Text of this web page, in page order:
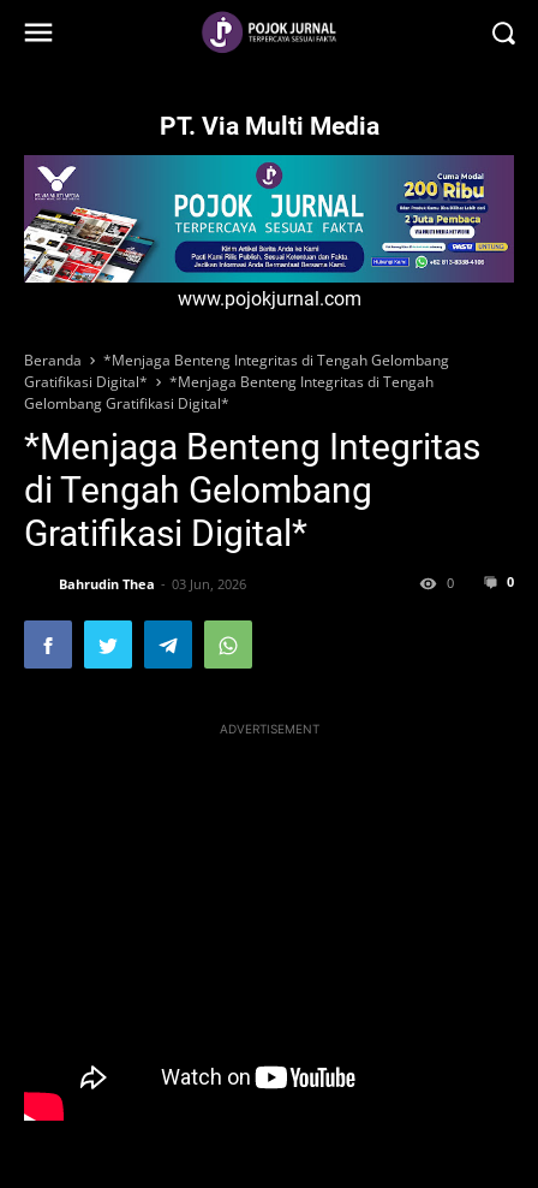
PT. Via Multi Media
www.pojokjurnal.com
Beranda
*Menjaga Benteng Integritas di Tengah Gelombang
Gratifikasi Digital*
*Menjaga Benteng Integritas di Tengah
Gelombang Gratifikasi Digital*
*Menjaga Benteng Integritas
di Tengah Gelombang
Gratifikasi Digital*
Bahrudin Thea 03 Jun, 2026 0
0
ADVERTISEMENT